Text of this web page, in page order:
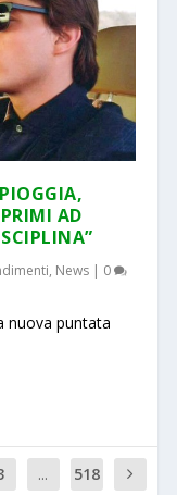
AD
, News | 0
nuova puntata
... 518